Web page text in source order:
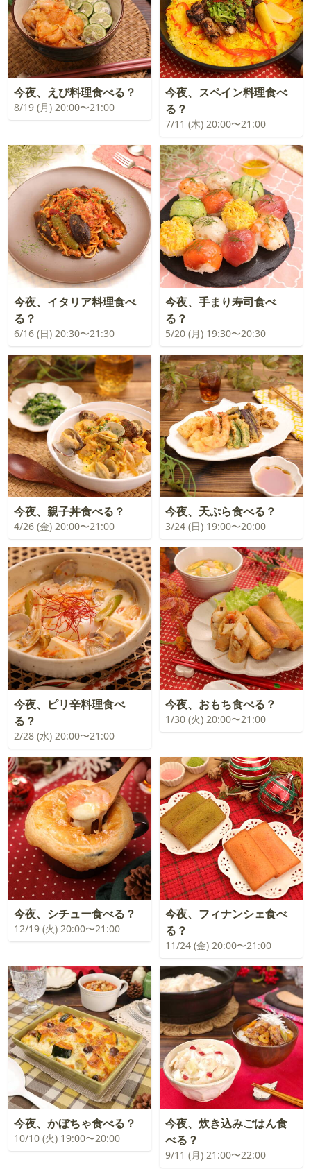
今夜、えび料理食べる？
8/19 (月) 20:00〜21:00
今夜、スペイン料理食べ
る？
7/11 (木) 20:00〜21:00
今夜、イタリア料理食べ
る？
6/16 (日) 20:30〜21:30
今夜、手まり寿司食べ
る？
5/20 (月) 19:30〜20:30
今夜、親子丼食べる？
4/26 (金) 20:00〜21:00
今夜、天ぷら食べる？
3/24 (日) 19:00〜20:00
今夜、ピリ辛料理食べ
る？
2/28 (水) 20:00〜21:00
今夜、おもち食べる？
1/30 (火) 20:00〜21:00
今夜、シチュー食べる？
12/19 (火) 20:00〜21:00
今夜、フィナンシェ食べ
る？
11/24 (金) 20:00〜21:00
今夜、かぼちゃ食べる？
10/10 (火) 19:00〜20:00
今夜、炊き込みごはん食
べる？
9/11 (月) 21:00〜22:00